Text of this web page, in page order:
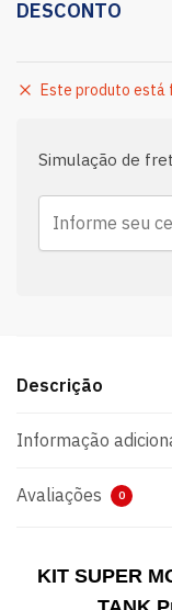
DESCONTO
Este produto está
Simulação de
Descrição
Informação
Avaliações 0
KIT SUPER